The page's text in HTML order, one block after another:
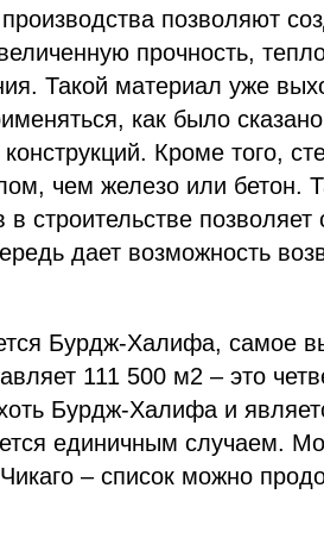
позволяют
прочность,
Такой материал уже
как было
Кроме того,
чем железо или бетон.
строительстве позволяет
дает возможность
Бурдж-Халифа, самое
111 500 м2 – это
Бурдж-Халифа и
единичным случаем.
– список можно